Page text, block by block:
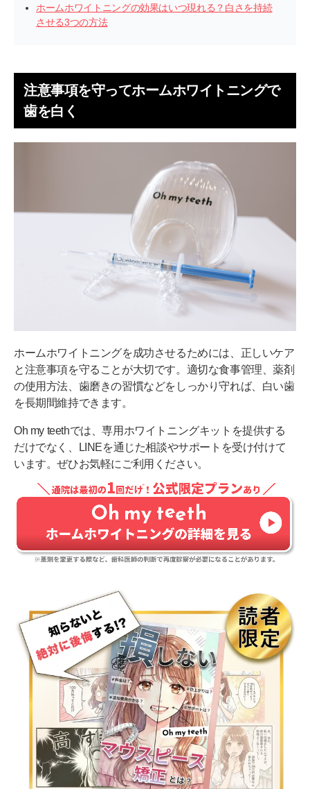
ホームホワイトニングの効果はいつ現れる？白さを持続
させる3つの方法
注意事項を守ってホームホワイトニングで
歯を白く
ホームホワイトニングを成功させるためには、正しいケア
と注意事項を守ることが大切です。適切な食事管理、薬剤
の使用方法、歯磨きの習慣などをしっかり守れば、白い歯
を長期間維持できます。
Oh my teethでは、専用ホワイトニングキットを提供する
だけでなく、LINEを通じた相談やサポートを受け付けて
います。ぜひお気軽にご利用ください。